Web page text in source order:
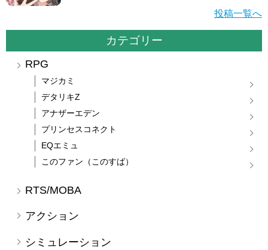
投稿一覧へ
カテゴリー
RPG
マジカミ
デタリキZ
アナザーエデン
プリンセスコネクト
EQエミュ
このファン（このすば）
RTS/MOBA
アクション
シミュレーション